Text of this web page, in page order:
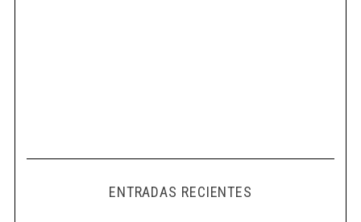
ENTRADAS RECIENTES